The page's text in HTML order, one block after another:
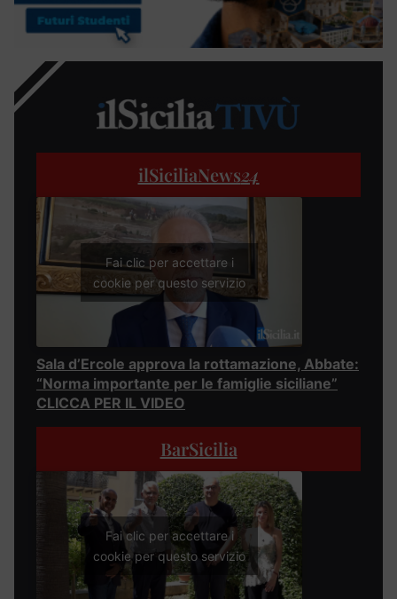
ilSiciliaNews24
Fai clic per accettare i
cookie per questo servizio
Sala d’Ercole approva la rottamazione, Abbate:
“Norma importante per le famiglie siciliane”
CLICCA PER IL VIDEO
BarSicilia
Fai clic per accettare i
cookie per questo servizio